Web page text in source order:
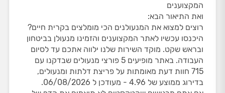
המקצוענים
ואת התיאור הבא:
רוצים למצוא את המנעולנים הכי מומלצים בקרית חיים?
היכנסו עכשיו לאתר המקצוענים והזמינו מנעולן בביטחון
ובראש שקט. מוקד השירות שלנו ילווה אתכם עד לסיום
העבודה. באתר מופיעים 5 פורצי מנעולים שבדקנו עם
715 חוות דעת מאומתות על פריצת דלתות ומנעולים,
בדירוג ממוצע של 4.96 - מעודכן ל 06/08/2026.